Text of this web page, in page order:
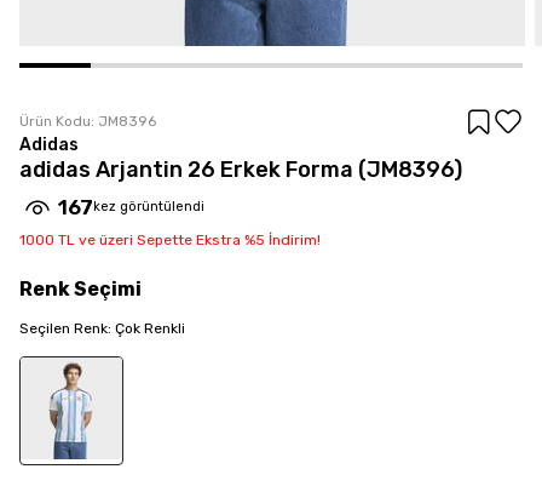
Ürün Kodu: JM8396
Adidas
adidas Arjantin 26 Erkek Forma (JM8396)
167 kez görüntülendi
1000 TL ve üzeri Sepette Ekstra %5 İndirim!
RenkSeçimi
Seçilen Renk: Çok Renkli